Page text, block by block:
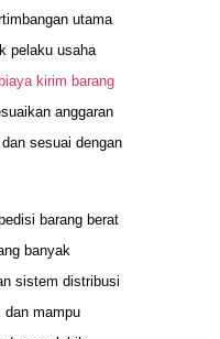
utama
pelaku usaha
biaya kirim barang
anggaran
sesuai dengan
barang berat
banyak
sistem distribusi
dan mampu